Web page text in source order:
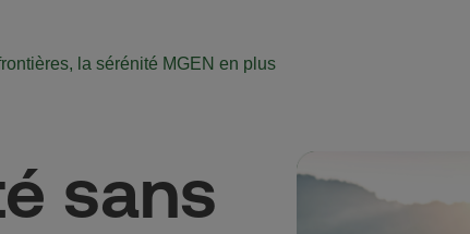
la sérénité MGEN en plus
sans